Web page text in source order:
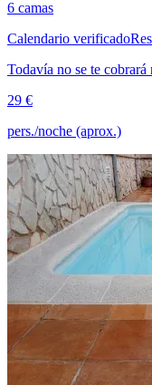
6 camas
Calendario verificado
Todavía no se te cobrará
29 €
pers./noche (aprox.)